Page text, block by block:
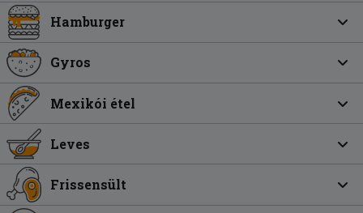
Hamburger
Gyros
Mexikói étel
Leves
Frissensült